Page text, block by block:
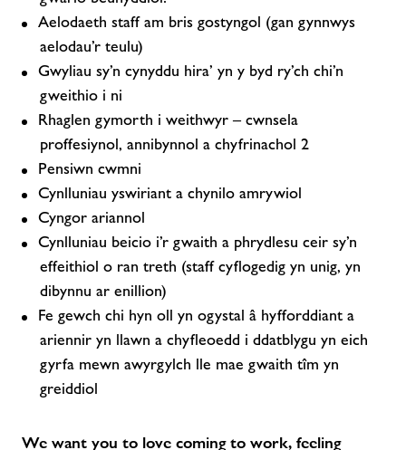
Aelodaeth staff am bris gostyngol (gan gynnwys
aelodau’r teulu)
Gwyliau sy’n cynyddu hira’ yn y byd ry’ch chi’n
gweithio i ni
Rhaglen gymorth i weithwyr – cwnsela
proffesiynol, annibynnol a chyfrinachol 2
Pensiwn cwmni
Cynlluniau yswiriant a chynilo amrywiol
Cyngor ariannol
Cynlluniau beicio i’r gwaith a phrydlesu ceir sy’n
effeithiol o ran treth (staff cyflogedig yn unig, yn
dibynnu ar enillion)
Fe gewch chi hyn oll yn ogystal â hyfforddiant a
ariennir yn llawn a chyfleoedd i ddatblygu yn eich
gyrfa mewn awyrgylch lle mae gwaith tîm yn
greiddiol
We want you to love coming to work, feeling